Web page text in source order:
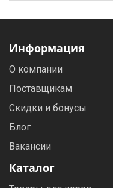
Информация
О компании
Поставщикам
Скидки и бонусы
Блог
Вакансии
Каталог